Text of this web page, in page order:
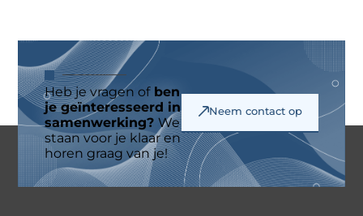
Heb je vragen ofben
je geïnteresseerd in
samenwerking? We
staan voor je klaar en
horen graag van je!
Neem contact op